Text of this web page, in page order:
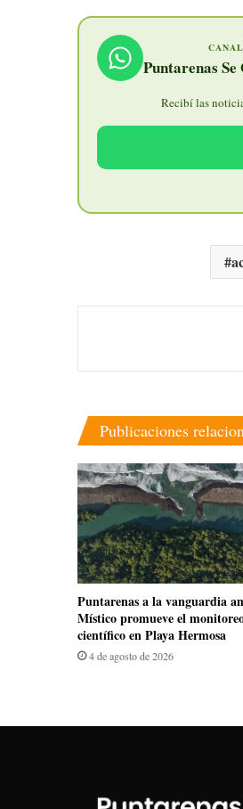
Puntarenas
Recibí las
Publicaciones
​Puntarenas a la vanguardia
Místico promueve el
científico en Playa Hermosa
4 de agosto de 2026